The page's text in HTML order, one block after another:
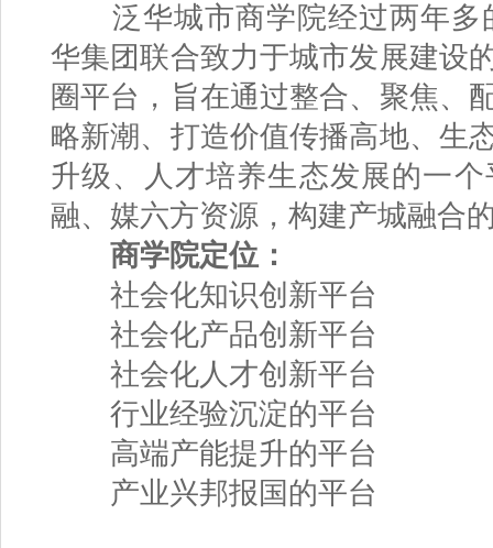
泛华城市商学院经过两年多
华集团联合致力于城市发展建设
圈平台，旨在通过整合、聚焦、
略新潮、打造价值传播高地、生
升级、人才培养生态发展的一
融、媒六方资源，构建产城融合
商学院定位：
社会化知识创新平台
社会化产品创新平台
社会化人才创新平台
行业经验沉淀的平台
高端产能提升的平台
产业兴邦报国的平台